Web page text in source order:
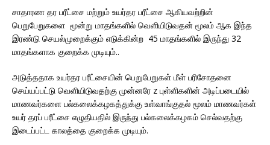
சாதாரண தர பரீட்சை மற்றும் உயர்தர பரீட்சை ஆகியவற்றின்
பெறுபேறுகளை மூன்று மாதங்களில் வெளியிடுவதன் மூலம் ஆக இந்த
இரண்டு செயல்முறைக்கும் எடுக்கின்ற 45 மாதங்களில் இருந்து 32
மாதங்களாக குறைக்க முடியும்..
அடுத்ததாக உயர்தர பரீட்சையின் பெறுபேறுகள் மீள் பரிசோதனை
செய்யப்பட்டு வெளியிடுவதற்கு முன்னரே z புள்ளிகளின் அடிப்படையில்
மாணவர்களை பல்கலைக்கழகத்துக்கு உள்வாங்குதல் மூலம் மாணவர்கள்
உயர் தரப் பரீட்சை எழுதியதில் இருந்து பல்கலைக்கழகம் செல்வதற்கு
இடைப்பட்ட காலத்தை குறைக்க முடியும்.